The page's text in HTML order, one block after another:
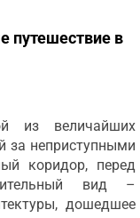
путешествие в
из величайших
за неприступными
коридор, перед
вид –
дошедшее